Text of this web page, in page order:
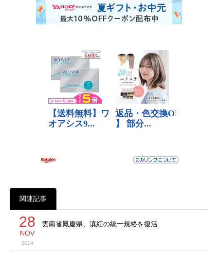
関連記事
28
NOV
2014
雲南省鳳慶県、滇紅の統一規格を復活